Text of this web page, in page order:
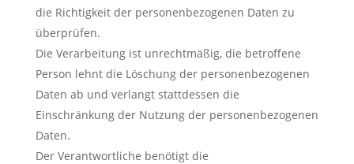
die Richtigkeit der personenbezogenen Daten zu
überprüfen.
Die Verarbeitung ist unrechtmäßig, die betroffene
Person lehnt die Löschung der personenbezogenen
Daten ab und verlangt stattdessen die
Einschränkung der Nutzung der personenbezogenen
Daten.
Der Verantwortliche benötigt die